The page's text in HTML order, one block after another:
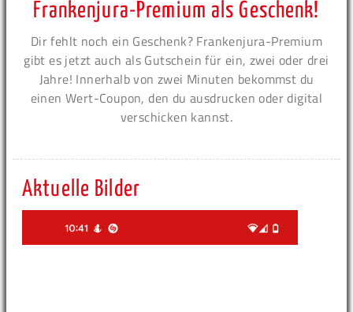
Frankenjura-Premium als Geschenk!
Dir fehlt noch ein Geschenk? Frankenjura-Premium
gibt es jetzt auch als Gutschein für ein, zwei oder drei
Jahre! Innerhalb von zwei Minuten bekommst du
einen Wert-Coupon, den du ausdrucken oder digital
verschicken kannst.
Aktuelle Bilder